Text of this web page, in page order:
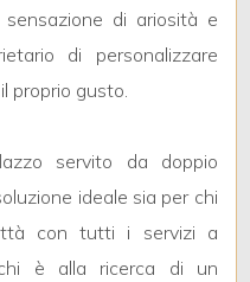
di ariosità e
di personalizzare
proprio gusto.
servito da doppio
ideale sia per chi
con tutti i servizi a
è alla ricerca di un